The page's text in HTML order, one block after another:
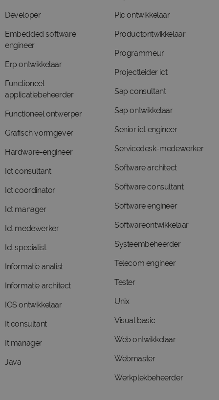
Developer
Embedded software
engineer
Erp ontwikkelaar
Functioneel
applicatiebeheerder
Functioneel ontwerper
Grafisch vormgever
Hardware-engineer
Ict consultant
Ict coordinator
Ict manager
Ict medewerker
Ict specialist
Informatie analist
Informatie architect
IOS ontwikkelaar
It consultant
It manager
Java
Plc ontwikkelaar
Productontwikkelaar
Programmeur
Projectleider ict
Sap consultant
Sap ontwikkelaar
Senior ict engineer
Servicedesk-medewerker
Software architect
Software consultant
Software engineer
Softwareontwikkelaar
Systeembeheerder
Telecom engineer
Tester
Unix
Visual basic
Web ontwikkelaar
Webmaster
Werkplekbeheerder